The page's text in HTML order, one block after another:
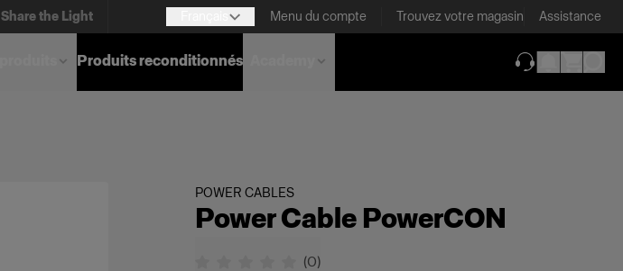
Share the Light Menu du compte Trouvez votre magasin Assistance
Produits reconditionnés
POWER CABLES
Power Cable PowerCON
(0)